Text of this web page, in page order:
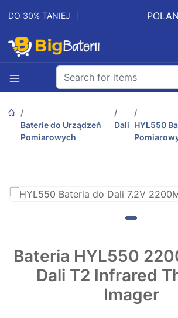
DO 30% TANIEJ
Baterie do Urządzeń
Pomiarowych
Dali HYL550
Bateria HYL550
Dali T2 Infrared
Imager